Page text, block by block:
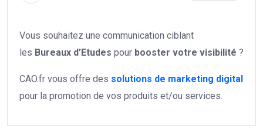
Vous souhaitez une communication ciblant
les Bureaux d’Etudes pour booster votre visibilité ?
CAO.fr vous offre des solutions de marketing digital
pour la promotion de vos produits et/ou services.